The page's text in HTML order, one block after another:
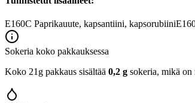
E160C Paprikauute, kapsantiini, kapsorubiini
Sokeria koko pakkauksessa
Koko 21g pakkaus sisältää 0,2 g sokeria, mikä on